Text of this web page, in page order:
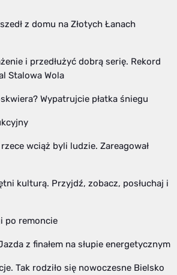
z domu na Złotych Łanach
i przedłużyć dobrą serię. Rekord
Stalowa Wola
Wypatrujcie płatka śniegu
wciąż byli ludzie. Zareagował
kulturą. Przyjdź, zobacz, posłuchaj i
po remoncie
z finałem na słupie energetycznym
Tak rodziło się nowoczesne Bielsko